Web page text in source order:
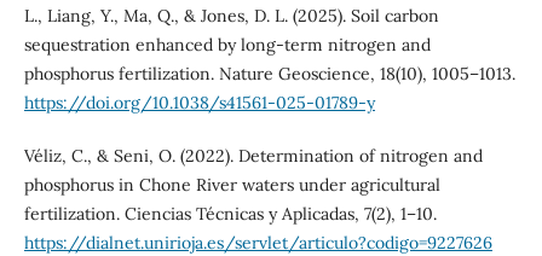
L., Liang, Y., Ma, Q., & Jones, D. L. (2025). Soil carbon
sequestration enhanced by long-term nitrogen and
phosphorus fertilization. Nature Geoscience, 18(10), 1005–1013.
https://doi.org/10.1038/s41561-025-01789-y
Véliz, C., & Seni, O. (2022). Determination of nitrogen and
phosphorus in Chone River waters under agricultural
fertilization. Ciencias Técnicas y Aplicadas, 7(2), 1–10.
https://dialnet.unirioja.es/servlet/articulo?codigo=9227626